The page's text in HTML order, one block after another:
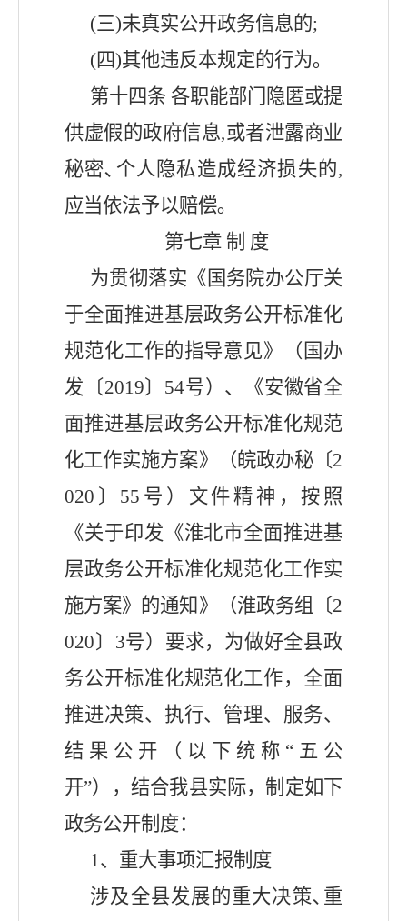
(三)未真实公开政务信息的;
(四)其他违反本规定的行为｡
第十四条 各职能部门隐匿或提
供虚假的政府信息,或者泄露商业
秘密､个人隐私造成经济损失的,
应当依法予以赔偿｡
第七章 制 度
为贯彻落实《国务院办公厅关
于全面推进基层政务公开标准化
规范化工作的指导意见》（国办
发〔2019〕54号）、《安徽省全
面推进基层政务公开标准化规范
化工作实施方案》（皖政办秘〔2
020〕55号）文件精神，按照
《关于印发《淮北市全面推进基
层政务公开标准化规范化工作实
施方案》的通知》（淮政务组〔2
020〕3号）要求，为做好全县政
务公开标准化规范化工作，全面
推进决策、执行、管理、服务、
结果公开（以下统称 “五公
开”），结合我县实际，制定如下
政务公开制度：
1、重大事项汇报制度
涉及全县发展的重大决策､重